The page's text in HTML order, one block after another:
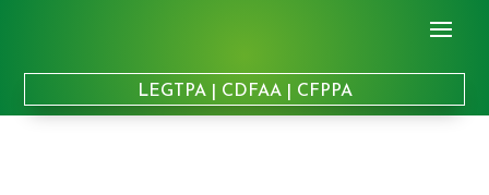
LEGTPA| CDFAA| CFPPA